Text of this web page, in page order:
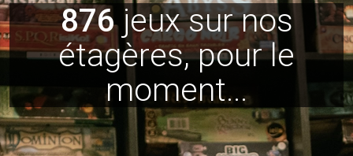
876jeux sur nos
étagères, pour le
moment...